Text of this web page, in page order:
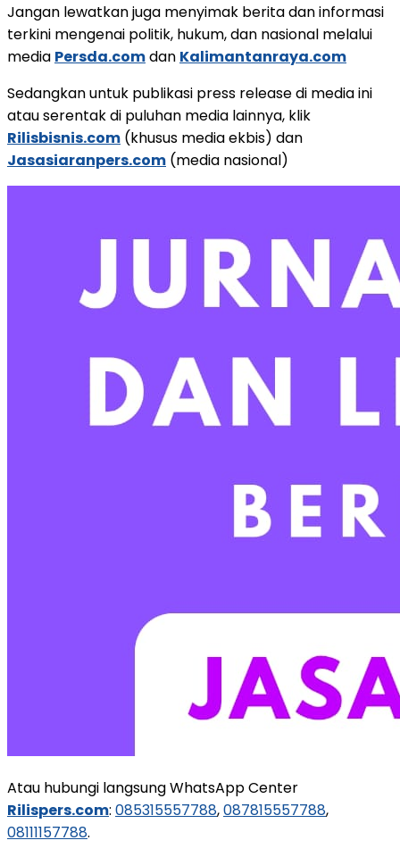
Jangan lewatkan juga menyimak berita dan informasi
terkini mengenai politik, hukum, dan nasional melalui
media Persda.comdan Kalimantanraya.com
Sedangkan untuk publikasi press release di media ini
atau serentak di puluhan media lainnya, klik
Rilisbisnis.com (khusus media ekbis) dan
Jasasiaranpers.com (media nasional)
Atau hubungi langsung WhatsApp Center
Rilispers.com: 085315557788,087815557788,
08111157788.